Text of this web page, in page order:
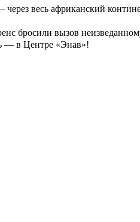
весь африканский
бросили вызов
— в Центре «Энав»!